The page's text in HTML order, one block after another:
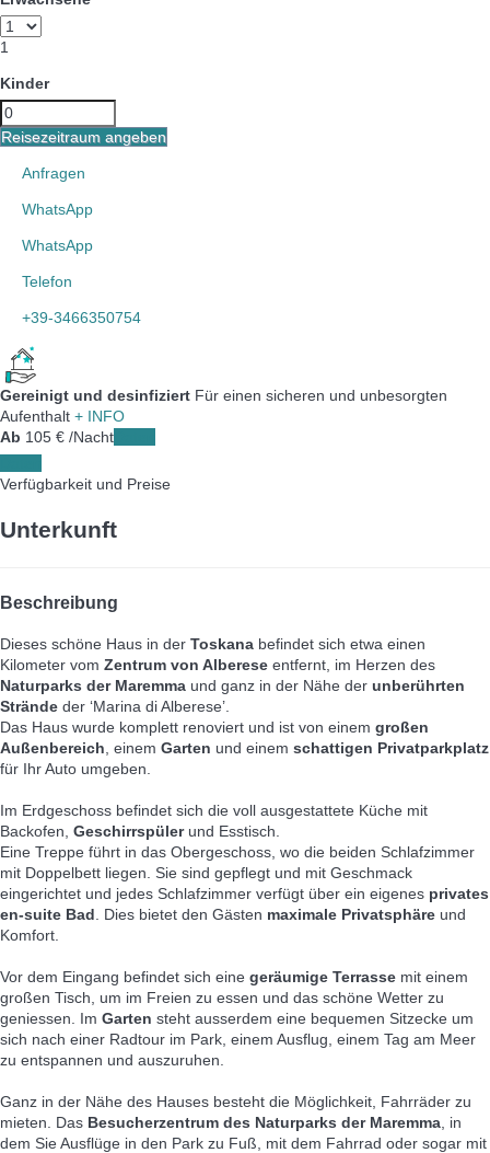
1
Kinder
Reisezeitraum angeben
Anfragen
WhatsApp
WhatsApp
Telefon
+39-3466350754
Gereinigt und desinfiziert Für einen sicheren und unbesorgten
Aufenthalt + INFO
Ab 105 € /Nacht
Verfügbarkeit und Preise
Unterkunft
Beschreibung
Dieses schöne Haus in der Toskana befindet sich etwa einen
Kilometer vom Zentrum von Alberese entfernt, im Herzen des
Naturparks der Maremma und ganz in der Nähe der unberührten
Strände der ‘Marina di Alberese’.
Das Haus wurde komplett renoviert und ist von einem großen
Außenbereich , einem Garten und einem schattigen Privatparkplatz
für Ihr Auto umgeben.
Im Erdgeschoss befindet sich die voll ausgestattete Küche mit
Backofen, Geschirrspülerund Esstisch.
Eine Treppe führt in das Obergeschoss, wo die beiden Schlafzimmer
mit Doppelbett liegen. Sie sind gepflegt und mit Geschmack
eingerichtet und jedes Schlafzimmer verfügt über ein eigenes privates
en-suite Bad . Dies bietet den Gästen maximale Privatsphäre und
Komfort.
Vor dem Eingang befindet sich eine geräumige Terrasse mit einem
großen Tisch, um im Freien zu essen und das schöne Wetter zu
geniessen. Im Garten steht ausserdem eine bequemen Sitzecke um
sich nach einer Radtour im Park, einem Ausflug, einem Tag am Meer
zu entspannen und auszuruhen.
Ganz in der Nähe des Hauses besteht die Möglichkeit, Fahrräder zu
mieten. Das Besucherzentrum des Naturparks der Maremma , in
dem Sie Ausflüge in den Park zu Fuß, mit dem Fahrrad oder sogar mit